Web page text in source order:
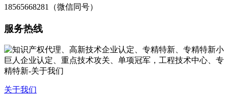
18565668281（微信同号）
服务热线
关于我们